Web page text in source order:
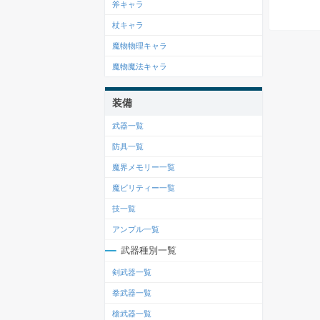
斧キャラ
杖キャラ
魔物物理キャラ
魔物魔法キャラ
装備
武器一覧
防具一覧
魔界メモリー一覧
魔ビリティー一覧
技一覧
アンプル一覧
武器種別一覧
剣武器一覧
拳武器一覧
槍武器一覧